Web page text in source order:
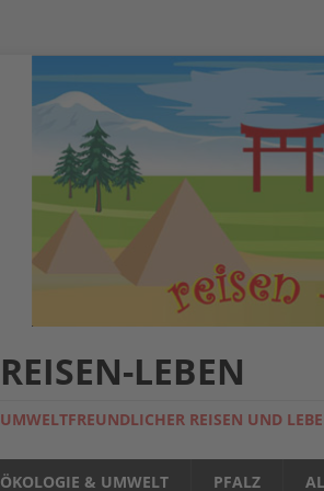
REISEN-LEBEN
UMWELTFREUNDLICHER REISEN UND
ÖKOLOGIE & UMWELT PFALZ